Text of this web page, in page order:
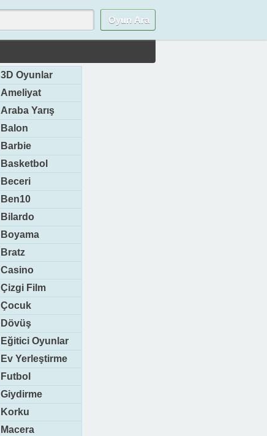
3D Oyunlar
Ameliyat
Araba Yarış
Balon
Barbie
Basketbol
Beceri
Ben10
Bilardo
Boyama
Bratz
Casino
Çizgi Film
Çocuk
Dövüş
Eğitici Oyunlar
Ev Yerleştirme
Futbol
Giydirme
Korku
Macera